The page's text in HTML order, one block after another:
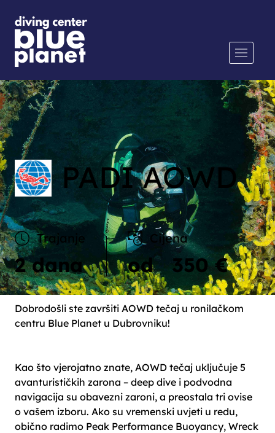
PADI AOWD
Trajanje
2 dana
Cijena
od350 €
Dobrodošli ste završiti AOWD tečaj u ronilačkom
centru Blue Planet u Dubrovniku!
Kao što vjerojatno znate, AOWD tečaj uključuje 5
avanturističkih zarona – deep dive i podvodna
navigacija su obavezni zaroni, a preostala tri ovise
o vašem izboru. Ako su vremenski uvjeti u redu,
obično radimo Peak Performance Buoyancy, Wreck